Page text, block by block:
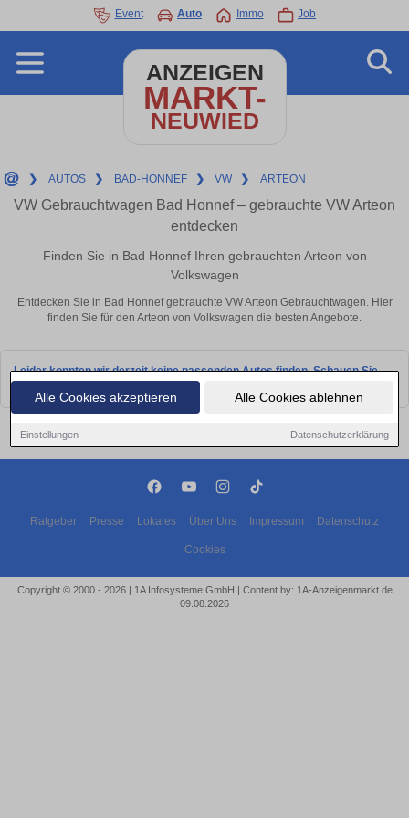
Alle Cookies akzeptieren Alle Cookies ablehnen
Einstellungen Datenschutzerklärung
Event Auto Immo Job
ANZEIGEN
MARKT-
NEUWIED
❯ AUTOS ❯ BAD-HONNEF ❯ VW ❯ ARTEON
VW Gebrauchtwagen Bad Honnef – gebrauchte VW Arteon
entdecken
Finden Sie in Bad Honnef Ihren gebrauchten Arteon von
Volkswagen
Entdecken Sie in Bad Honnef gebrauchte VW Arteon Gebrauchtwagen. Hier
finden Sie für den Arteon von Volkswagen die besten Angebote.
Leider konnten wir derzeit keine passenden Autos finden. Schauen Sie
Ratgeber Presse Lokales Über Uns Impressum Datenschutz
Cookies
Copyright © 2000 - 2026 | 1A Infosysteme GmbH | Content by: 1A-Anzeigenmarkt.de
09.08.2026